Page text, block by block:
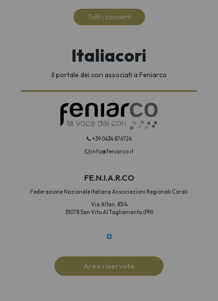
Tutti i concerti
Italiacori
Il portale dei cori associati a Feniarco
+39 0434 876724
info@feniarco.it
FE.N.I.A.R.CO
Federazione Nazionale Italiana Associazioni Regionali Corali
Via Altan, 83/4
33078 San Vito Al Tagliamento (PN)
Area riservata